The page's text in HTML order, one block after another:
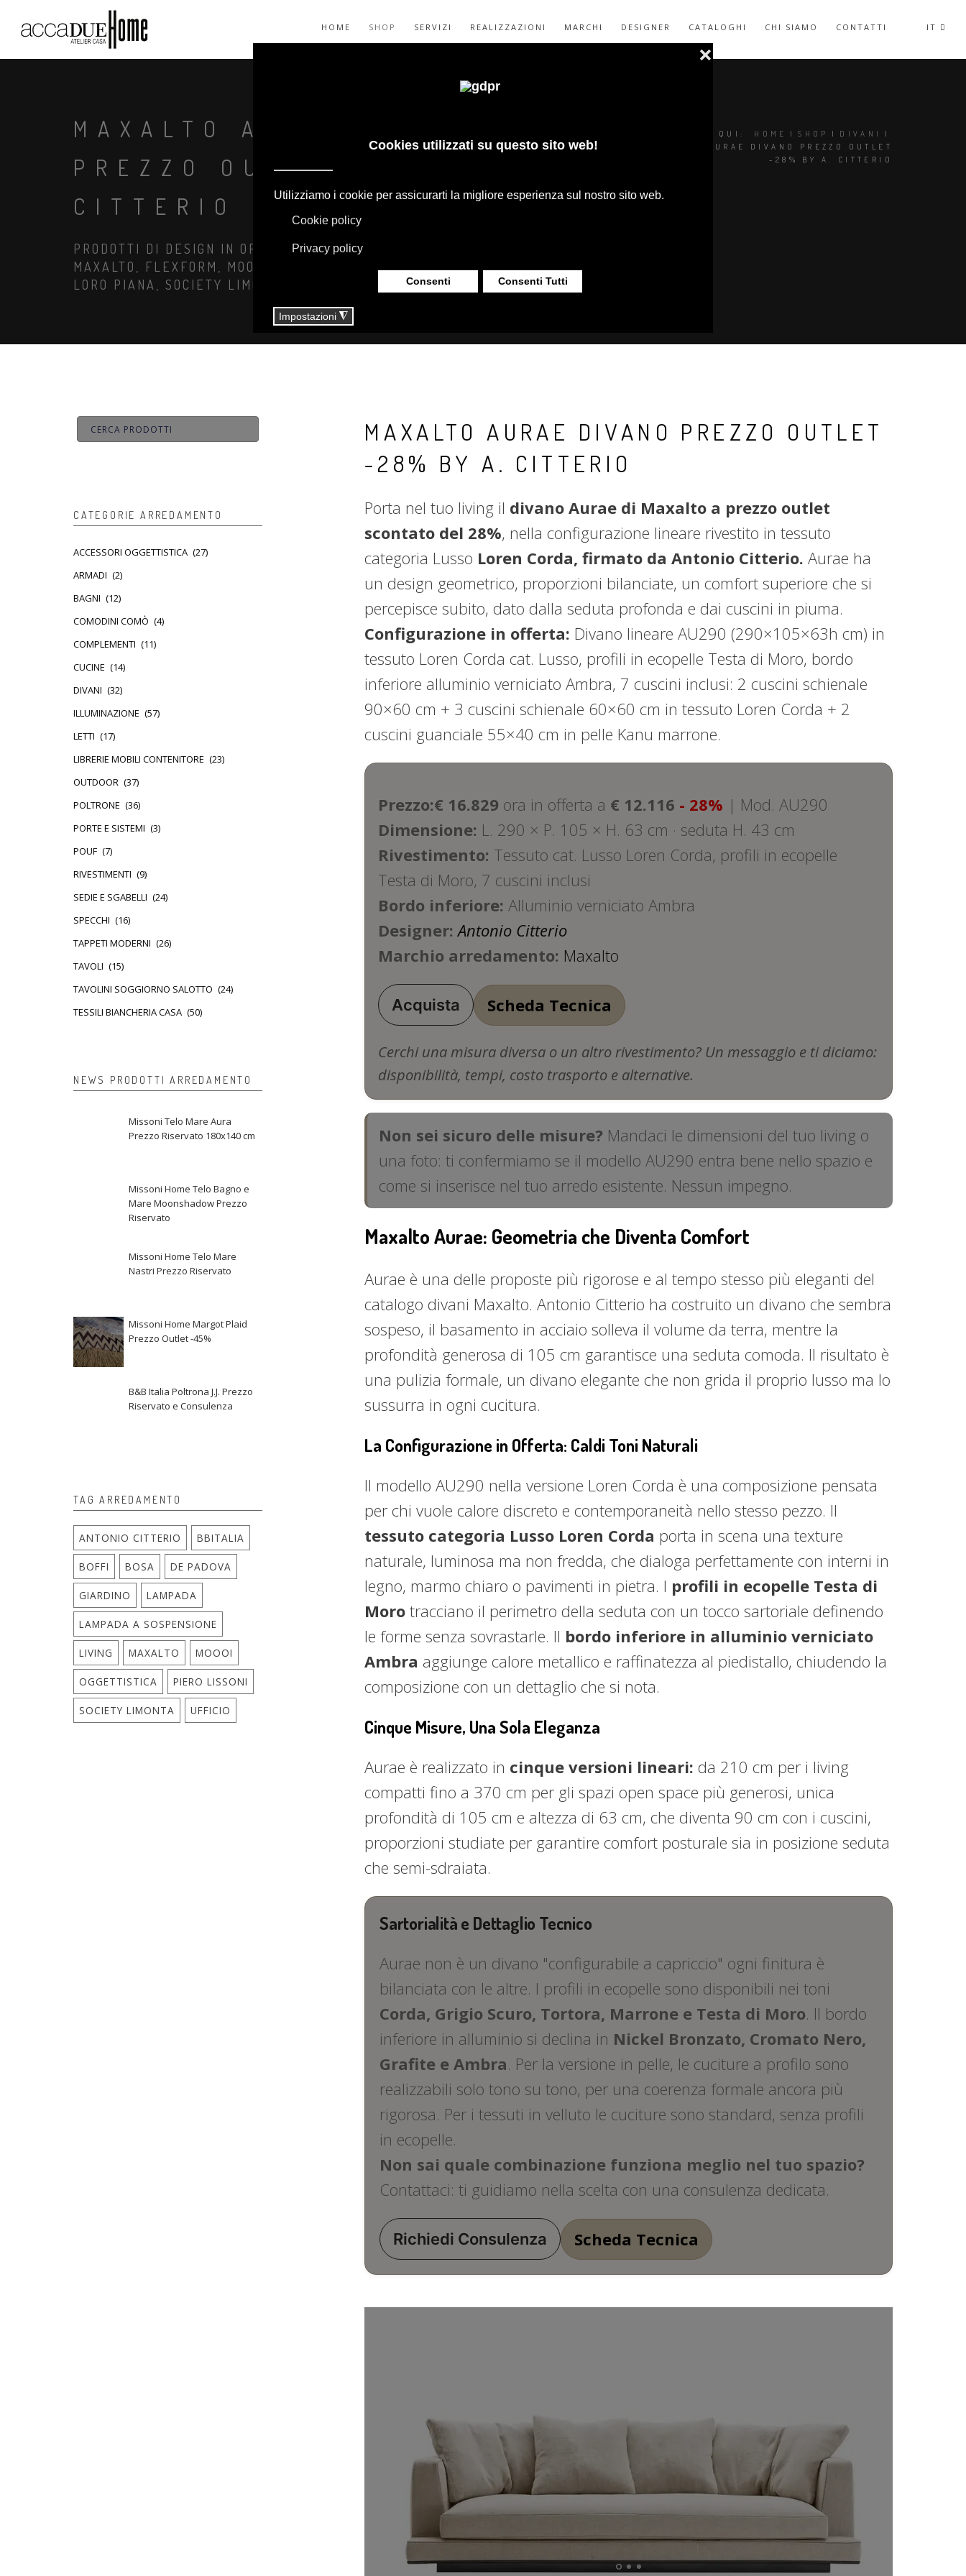
IT
HOME SHOP SERVIZI REALIZZAZIONI MARCHI DESIGNER CATALOGHI CHI SIAMO CONTATTI
MAXALTO AURAE DIVANO
PREZZO OUTLET -28% BY A.
CITTERIO
PRODOTTI DI DESIGN IN OFFERTA: AGAPE, BOFFI, B&B ITALIA, DE PADOVA,
MAXALTO, FLEXFORM, MOOOI. BIANCHERIA, TAPPETI E TESSUTI MISSONI,
LORO PIANA, SOCIETY LIMONTA. ILLUMINAZIONE DAVIDE GROPPI OLUCE.
SEI QUI: HOME | SHOP | DIVANI
|
MAXALTO AURAE DIVANO PREZZO OUTLET
-28% BY A. CITTERIO
MAXALTO AURAE DIVANO PREZZO OUTLET
-28% BY A. CITTERIO
Porta nel tuo living il divano Aurae di Maxalto a prezzo outlet
scontato del 28%, nella configurazione lineare rivestito in tessuto
categoria Lusso Loren Corda, firmato da Antonio Citterio. Aurae ha
un design geometrico, proporzioni bilanciate, un comfort superiore che si
percepisce subito, dato dalla seduta profonda e dai cuscini in piuma.
Configurazione in offerta: Divano lineare AU290 (290×105×63h cm) in
tessuto Loren Corda cat. Lusso, profili in ecopelle Testa di Moro, bordo
inferiore alluminio verniciato Ambra, 7 cuscini inclusi: 2 cuscini schienale
90×60 cm + 3 cuscini schienale 60×60 cm in tessuto Loren Corda + 2
cuscini guanciale 55×40 cm in pelle Kanu marrone.
Prezzo:€ 16.829 ora in offerta a € 12.116 - 28% | Mod. AU290
Dimensione: L. 290 × P. 105 × H. 63 cm · seduta H. 43 cm
Rivestimento: Tessuto cat. Lusso Loren Corda, profili in ecopelle
Testa di Moro, 7 cuscini inclusi
Bordo inferiore: Alluminio verniciato Ambra
Designer: Antonio Citterio
Marchio arredamento: Maxalto
Acquista Scheda Tecnica
Cerchi una misura diversa o un altro rivestimento? Un messaggio e ti diciamo:
disponibilità, tempi, costo trasporto e alternative.
Non sei sicuro delle misure? Mandaci le dimensioni del tuo living o
una foto: ti confermiamo se il modello AU290 entra bene nello spazio e
come si inserisce nel tuo arredo esistente. Nessun impegno.
Maxalto Aurae: Geometria che Diventa Comfort
Aurae è una delle proposte più rigorose e al tempo stesso più eleganti del
catalogo divani Maxalto. Antonio Citterio ha costruito un divano che sembra
sospeso, il basamento in acciaio solleva il volume da terra, mentre la
profondità generosa di 105 cm garantisce una seduta comoda. Il risultato è
una pulizia formale, un divano elegante che non grida il proprio lusso ma lo
sussurra in ogni cucitura.
La Configurazione in Offerta: Caldi Toni Naturali
Il modello AU290 nella versione Loren Corda è una composizione pensata
per chi vuole calore discreto e contemporaneità nello stesso pezzo. Il
tessuto categoria Lusso Loren Corda porta in scena una texture
naturale, luminosa ma non fredda, che dialoga perfettamente con interni in
legno, marmo chiaro o pavimenti in pietra. I profili in ecopelle Testa di
Moro tracciano il perimetro della seduta con un tocco sartoriale definendo
le forme senza sovrastarle. Il bordo inferiore in alluminio verniciato
Ambra aggiunge calore metallico e raffinatezza al piedistallo, chiudendo la
composizione con un dettaglio che si nota.
Cinque Misure, Una Sola Eleganza
Aurae è realizzato in cinque versioni lineari: da 210 cm per i living
compatti fino a 370 cm per gli spazi open space più generosi, unica
profondità di 105 cm e altezza di 63 cm, che diventa 90 cm con i cuscini,
proporzioni studiate per garantire comfort posturale sia in posizione seduta
che semi-sdraiata.
Sartorialità e Dettaglio Tecnico
Aurae non è un divano "configurabile a capriccio" ogni finitura è
bilanciata con le altre. I profili in ecopelle sono disponibili nei toni
Corda, Grigio Scuro, Tortora, Marrone e Testa di Moro. Il bordo
inferiore in alluminio si declina in Nickel Bronzato, Cromato Nero,
Grafite e Ambra. Per la versione in pelle, le cuciture a profilo sono
realizzabili solo tono su tono, per una coerenza formale ancora più
rigorosa. Per i tessuti in velluto le cuciture sono standard, senza profili
in ecopelle.
Non sai quale combinazione funziona meglio nel tuo spazio?
Contattaci: ti guidiamo nella scelta con una consulenza dedicata.
Richiedi Consulenza Scheda Tecnica
CATEGORIE ARREDAMENTO
ACCESSORI OGGETTISTICA (27)
ARMADI (2)
BAGNI (12)
COMODINI COMÒ (4)
COMPLEMENTI (11)
CUCINE (14)
DIVANI (32)
ILLUMINAZIONE (57)
LETTI (17)
LIBRERIE MOBILI CONTENITORE (23)
OUTDOOR (37)
POLTRONE (36)
PORTE E SISTEMI (3)
POUF (7)
RIVESTIMENTI (9)
SEDIE E SGABELLI (24)
SPECCHI (16)
TAPPETI MODERNI (26)
TAVOLI (15)
TAVOLINI SOGGIORNO SALOTTO (24)
TESSILI BIANCHERIA CASA (50)
NEWS PRODOTTI ARREDAMENTO
Missoni Telo Mare Aura
Prezzo Riservato 180x140 cm
Missoni Home Telo Bagno e
Mare Moonshadow Prezzo
Riservato
Missoni Home Telo Mare
Nastri Prezzo Riservato
Missoni Home Margot Plaid
Prezzo Outlet -45%
B&B Italia Poltrona J.J. Prezzo
Riservato e Consulenza
TAG ARREDAMENTO
ANTONIO CITTERIO BBITALIA
BOFFI BOSA DE PADOVA
GIARDINO LAMPADA
LAMPADA A SOSPENSIONE
LIVING MAXALTO MOOOI
OGGETTISTICA PIERO LISSONI
SOCIETY LIMONTA UFFICIO